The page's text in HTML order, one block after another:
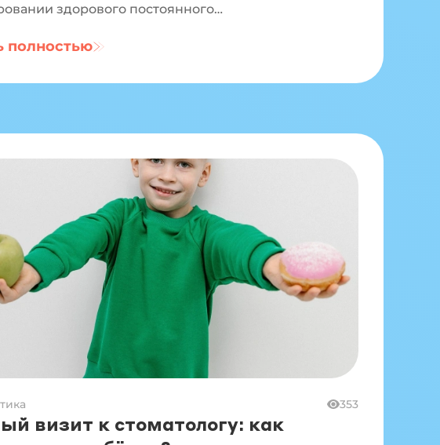
здорового постоянного…
полностью
353
визит к стоматологу: как